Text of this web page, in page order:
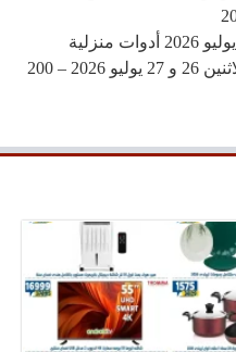
عروض رنين اليوم الاحد والاثنين 26 و 27 يوليو 2026 – 200